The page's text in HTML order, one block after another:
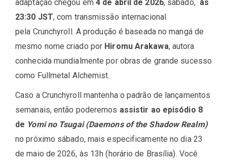
adaptação chegou em4 de abril de 2026, sábado, às
23:30 JST, com transmissão internacional
pela Crunchyroll. A produção é baseada no mangá de
mesmo nome criado por Hiromu Arakawa, autora
conhecida mundialmente por obras de grande sucesso
como Fullmetal Alchemist.
Caso a Crunchyroll mantenha o padrão de lançamentos
semanais, então poderemos assistir ao episódio 8
de Yomi no Tsugai (Daemons of the Shadow Realm)
no próximo sábado, mais especificamente no dia 23
de maio de 2026, às 13h (horário de Brasília). Você